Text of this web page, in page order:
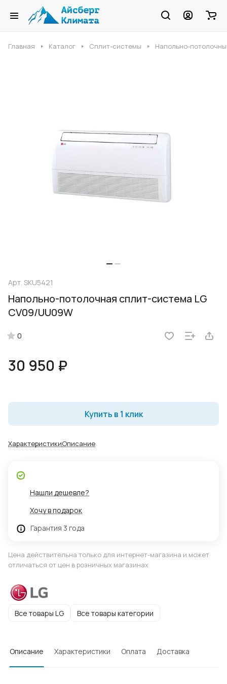
Главная Каталог Сплит-системы Напольно-
Арт. SKU5421
Напольно-потолочная сплит-система LG
CV09/UU09W
0
30 950 ₽
Купить в 1 клик
ХарактеристикиОписание
Нашли дешевле?
Хочу в подарок
Гарантия 3 года
Цена действительна только для интернет-магазина и может
отличаться от цен в розничных магазинах
Все товары LG Все товары категории
Описание Характеристики Оплата Доставка